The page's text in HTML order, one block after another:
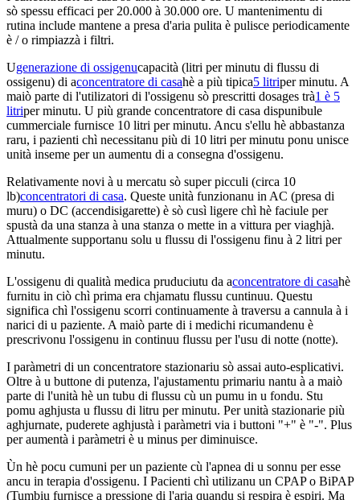
sò spessu efficaci per 20.000 à 30.000 ore. U mantenimentu di
rutina include mantene a presa d'aria pulita è pulisce periodicamente
è / o rimpiazzà i filtri.
Ugenerazione di ossigenucapacità (litri per minutu di flussu di
ossigenu) di aconcentratore di casahè a più tipica5 litriper minutu. A
maiò parte di l'utilizatori di l'ossigenu sò prescritti dosages trà1 è 5
litriper minutu. U più grande concentratore di casa dispunibule
cummerciale furnisce 10 litri per minutu. Ancu s'ellu hè abbastanza
raru, i pazienti chì necessitanu più di 10 litri per minutu ponu unisce
unità inseme per un aumentu di a consegna d'ossigenu.
Relativamente novi à u mercatu sò super picculi (circa 10
lb)concentratori di casa. Queste unità funzionanu in AC (presa di
muru) o DC (accendisigarette) è sò cusì ligere chì hè faciule per
spustà da una stanza à una stanza o mette in a vittura per viaghjà.
Attualmente supportanu solu u flussu di l'ossigenu finu à 2 litri per
minutu.
L'ossigenu di qualità medica pruduciutu da aconcentratore di casahè
furnitu in ciò chì prima era chjamatu flussu cuntinuu. Questu
significa chì l'ossigenu scorri continuamente à traversu a cannula à i
narici di u paziente. A maiò parte di i medichi ricumandenu è
prescrivonu l'ossigenu in continuu flussu per l'usu di notte (notte).
I paràmetri di un concentratore stazionariu sò assai auto-esplicativi.
Oltre à u buttone di putenza, l'ajustamentu primariu nantu à a maiò
parte di l'unità hè un tubu di flussu cù un pumu in u fondu. Stu
pomu aghjusta u flussu di litru per minutu. Per unità stazionarie più
aghjurnate, puderete aghjustà i paràmetri via i buttoni "+" è "-". Plus
per aumentà i paràmetri è u minus per diminuisce.
Ùn hè pocu cumuni per un paziente cù l'apnea di u sonnu per esse
ancu in terapia d'ossigenu. I Pacienti chì utilizanu un CPAP o BiPAP
(Tumbiu furnisce a pressione di l'aria quandu si respira è espiri. Ma